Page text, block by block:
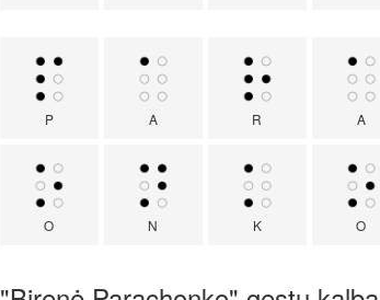
P A R A
O N K O